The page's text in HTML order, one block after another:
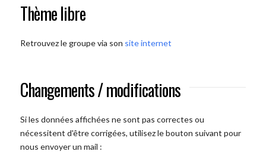
Thème libre
Retrouvez le groupe via son site internet
Changements / modifications
Si les données affichées ne sont pas correctes ou
nécessitent d'être corrigées, utilisez le bouton suivant pour
nous envoyer un mail :